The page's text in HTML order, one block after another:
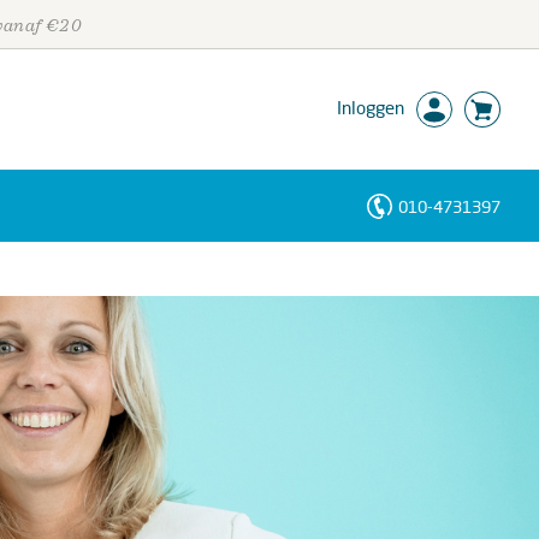
€20
Inloggen
010-4731397
Personen
Trefwoorden